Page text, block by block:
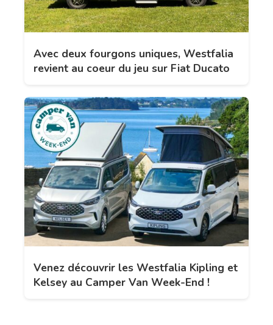
Avec deux fourgons uniques, Westfalia
revient au coeur du jeu sur Fiat Ducato
Venez découvrir les Westfalia Kipling et
Kelsey au Camper Van Week-End !